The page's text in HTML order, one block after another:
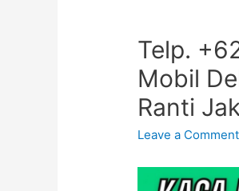
Telp.
Mobil
Ranti
Leave a Comment